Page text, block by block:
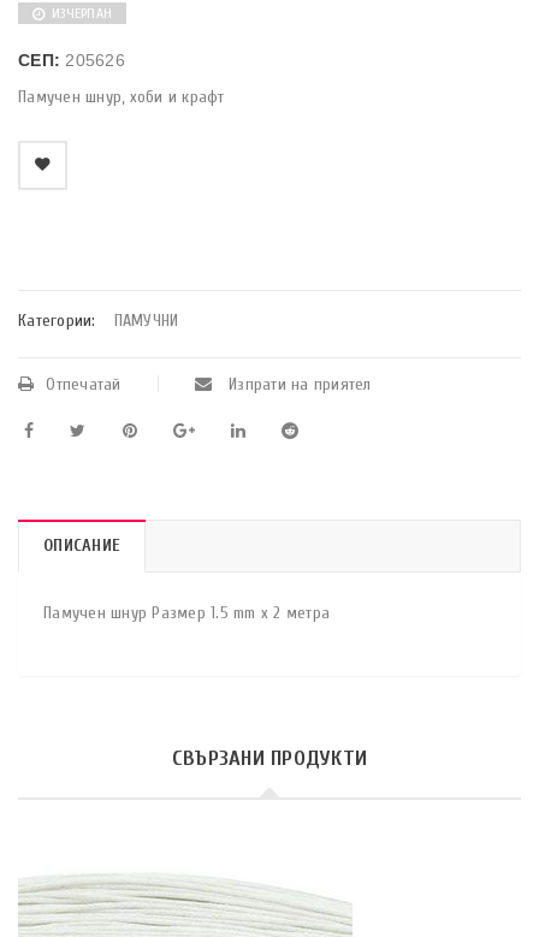
ИЗЧЕРПАН
СЕП: 205626
Памучен шнур, хоби и крафт
Категории: ПАМУЧНИ
Отпечатай Изпрати на приятел
ОПИСАНИЕ
Памучен шнур Размер 1.5 mm x 2 метра
СВЪРЗАНИ ПРОДУКТИ